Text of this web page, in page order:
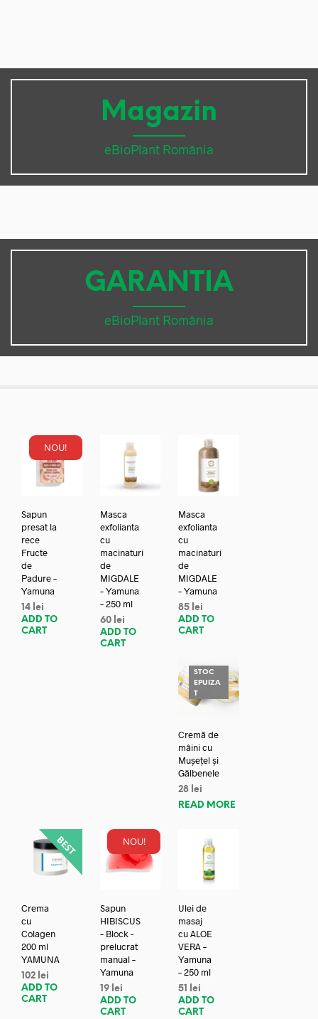
Magazin
eBioPlant România
GARANTIA
eBioPlant România
NOU!
Sapun
presat la
rece
Fructe
de
Padure –
Yamuna
14 lei
ADD TO
CART
Masca
exfolianta
cu
macinaturi
de
MIGDALE
– Yamuna
– 250 ml
60 lei
ADD TO
CART
Masca
exfolianta
cu
macinaturi
de
MIGDALE
– Yamuna
85 lei
ADD TO
CART
STOC
EPUIZA
T
Cremă de
mâini cu
Mușețel și
Gălbenele
28 lei
READ MORE
Crema
cu
Colagen
200 ml
YAMUNA
102 lei
ADD TO
CART
NOU!
Sapun
HIBISCUS
– Block -
prelucrat
manual –
Yamuna
19 lei
ADD TO
CART
Ulei de
masaj
cu ALOE
VERA –
Yamuna
– 250 ml
51
lei
ADD TO
CART